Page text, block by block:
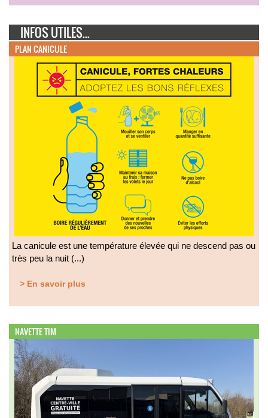
INFOS UTILES...
PLAN CANICULE
La canicule est une température élevée qui ne descend pas ou
très peu la nuit (...)
> En savoir plus
NAVETTE TIM